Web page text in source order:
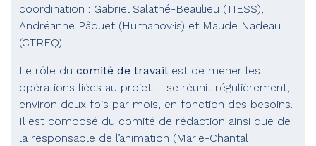
coordination : Gabriel Salathé-Beaulieu (TIESS),
Andréanne Pâquet (Humanov·is) et Maude Nadeau
(CTREQ).
Le rôle du comité de travail est de mener les
opérations liées au projet. Il se réunit régulièrement,
environ deux fois par mois, en fonction des besoins.
Il est composé du comité de rédaction ainsi que de
la responsable de l’animation (Marie-Chantal